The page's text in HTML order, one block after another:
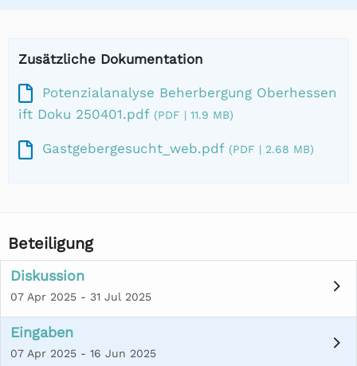
Zusätzliche Dokumentation
Potenzialanalyse Beherbergung Oberhessen
ift Doku 250401.pdf (PDF | 11.9 MB)
Gastgebergesucht_web.pdf (PDF | 2.68 MB)
Beteiligung
Diskussion
07 Apr 2025 - 31 Jul 2025
Eingaben
07 Apr 2025 - 16 Jun 2025